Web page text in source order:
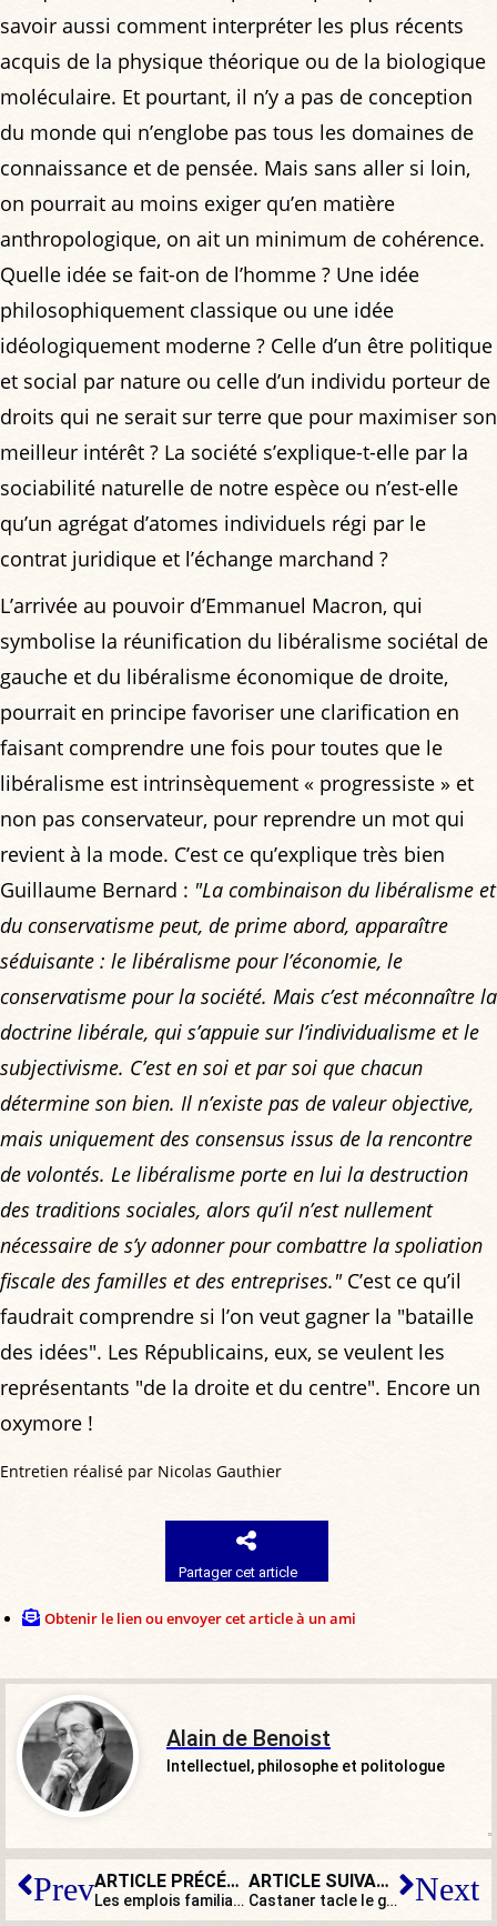
savoir aussi comment interpréter les plus récents
acquis de la physique théorique ou de la biologique
moléculaire. Et pourtant, il n’y a pas de conception
du monde qui n’englobe pas tous les domaines de
connaissance et de pensée. Mais sans aller si loin,
on pourrait au moins exiger qu’en matière
anthropologique, on ait un minimum de cohérence.
Quelle idée se fait-on de l’homme ? Une idée
philosophiquement classique ou une idée
idéologiquement moderne ? Celle d’un être politique
et social par nature ou celle d’un individu porteur de
droits qui ne serait sur terre que pour maximiser son
meilleur intérêt ? La société s’explique-t-elle par la
sociabilité naturelle de notre espèce ou n’est-elle
qu’un agrégat d’atomes individuels régi par le
contrat juridique et l’échange marchand ?
L’arrivée au pouvoir d’Emmanuel Macron, qui
symbolise la réunification du libéralisme sociétal de
gauche et du libéralisme économique de droite,
pourrait en principe favoriser une clarification en
faisant comprendre une fois pour toutes que le
libéralisme est intrinsèquement « progressiste » et
non pas conservateur, pour reprendre un mot qui
revient à la mode. C’est ce qu’explique très bien
Guillaume Bernard : "La combinaison du libéralisme et
du conservatisme peut, de prime abord, apparaître
séduisante : le libéralisme pour l’économie, le
conservatisme pour la société. Mais c’est méconnaître la
doctrine libérale, qui s’appuie sur l’individualisme et le
subjectivisme. C’est en soi et par soi que chacun
détermine son bien. Il n’existe pas de valeur objective,
mais uniquement des consensus issus de la rencontre
de volontés. Le libéralisme porte en lui la destruction
des traditions sociales, alors qu’il n’est nullement
nécessaire de s’y adonner pour combattre la spoliation
fiscale des familles et des entreprises."C’est ce qu’il
faudrait comprendre si l’on veut gagner la "bataille
des idées". Les Républicains, eux, se veulent les
représentants "de la droite et du centre". Encore un
oxymore !
Entretien réalisé par Nicolas Gauthier
Partager cet article
Obtenir le lien ou envoyer cet article à un ami
Alain de Benoist
Intellectuel, philosophe et politologue
Prev ARTICLE PRÉCÉDENT
Les emplois familiaux interdits… sauf pour Brigitte Macron !
ARTICLE SUIVANT
Castaner tacle le général de Villiers : l’éloge du vice à la vertu, en quelque sorte ! Next